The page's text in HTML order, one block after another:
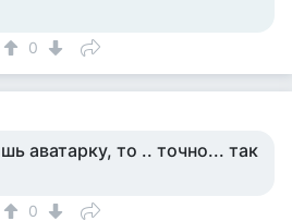
0
аватарку, то .. точно... так
0